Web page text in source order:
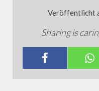
Veröffentlicht
Sharing is